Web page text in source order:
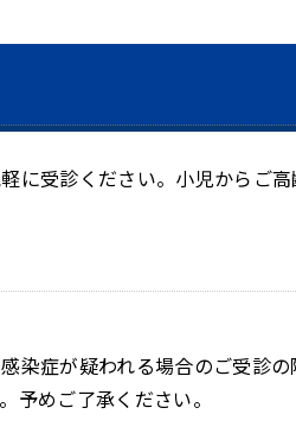
に受診ください。小児からご
症が疑われる場合のご受診の
予めご了承ください。